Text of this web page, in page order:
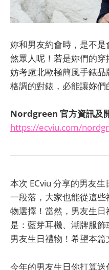
妳和男友約會時，是不
煞眾人呢！若是妳們的
妨考慮北歐極簡風手錶
格調的對錶，必能讓妳們
Nordgreen 官方資訊及
https://ecviu.com/
本次 ECviu 分享的男友
一段落，大家也能從這
物選擇！當然，男友生
是：藍芽耳機、潮牌服
男友生日禮物！希望本篇
今年的男友生日你打算